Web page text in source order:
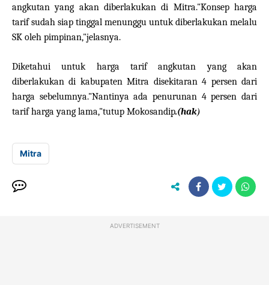
angkutan yang akan diberlakukan di Mitra."Konsep harga
tarif sudah siap tinggal menunggu untuk diberlakukan melalu
SK oleh pimpinan,"jelasnya.
Diketahui untuk harga tarif angkutan yang akan
diberlakukan di kabupaten Mitra disekitaran 4 persen dari
harga sebelumnya."Nantinya ada penurunan 4 persen dari
tarif harga yang lama,"tutup Mokosandip.(hak)
Mitra
ADVERTISEMENT